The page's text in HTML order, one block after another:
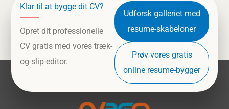
Klar til at bygge dit CV?
Opret dit professionelle
CV gratis med vores træk-
og-slip-editor.
Udforsk galleriet med
resume-skabeloner
Prøv vores gratis
online resume-bygger